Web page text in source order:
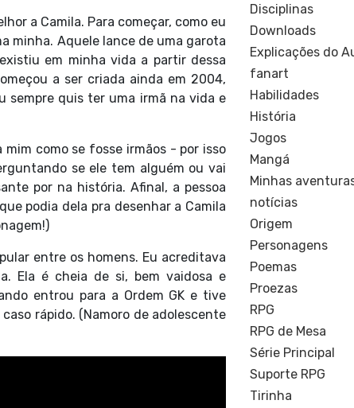
a Camila. Para começar, como eu
minha. Aquele lance de uma garota
em minha vida a partir dessa
a ser criada ainda em 2004,
sempre quis ter uma irmã na vida e
mim como se fosse irmãos - por isso
se ele tem alguém ou vai
por na história. Afinal, a pessoa
podia dela pra desenhar a Camila
entre os homens. Eu acreditava
Ela é cheia de si, bem vaidosa e
entrou para a Ordem GK e tive
rápido. (Namoro de adolescente
Disciplinas
Downloads
Explicações do
fanart
Habilidades
História
Jogos
Mangá
Minhas
notícias
Origem
Personagens
Poemas
Proezas
RPG
RPG de Mesa
Série Principal
Suporte RPG
Tirinha